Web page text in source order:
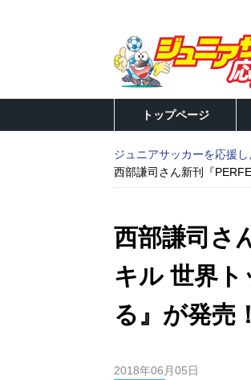
トップページ
ジュニアサッカーを応援し
西部謙司さん新刊『
西部謙司さ
キル 世界
る』が発売！
2018年06月05日